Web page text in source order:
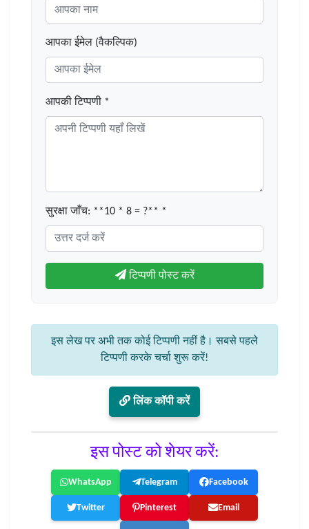
आपका ईमेल (वैकल्पिक)
आपकी टिप्पणी *
सुरक्षा जाँच: **10 * 8 = ?** *
टिप्पणी पोस्ट करें
इस लेख पर अभी तक कोई टिप्पणी नहीं है। सबसे पहले
टिप्पणी करके चर्चा शुरू करें!
लिंक कॉपी करें
इस पोस्ट को शेयर करें:
WhatsApp Telegram Facebook
Twitter Pinterest Email